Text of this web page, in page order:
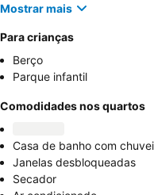
Mostrar mais
Para crianças
Berço
Parque infantil
Comodidades nos quartos
Casa de banho com
Janelas desbloqueadas
Secador